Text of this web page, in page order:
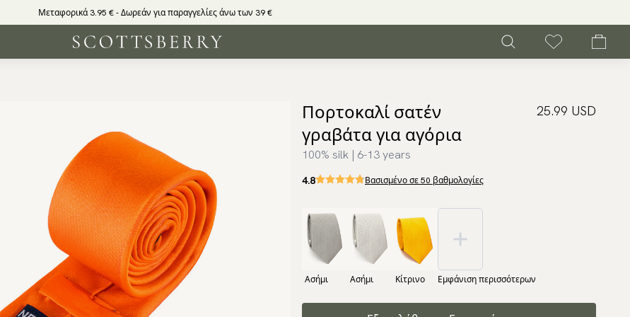
Μεταφορικά 3.95 € - Δωρεάν για παραγγελίες άνω των 39 €
Πορτοκαλί σατέν
γραβάτα για αγόρια
100% silk | 6-13 years
25.99 USD
4.8 Βασισμένο σε 50 βαθμολογίες
Ασήμι Ασήμι Κίτρινο Εμφάνιση περισσότερων